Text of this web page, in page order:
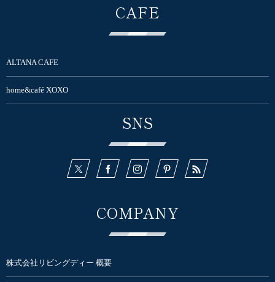
CAFE
ALTANA CAFE
home&café XOXO
SNS
COMPANY
株式会社リビングディー 概要